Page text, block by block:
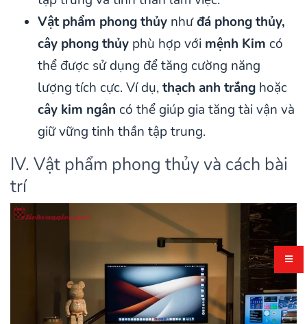
Vật phẩm phong thủy nhưđá phong thủy,
cây phong thủy phù hợp với mệnh Kim có
thể được sử dụng để tăng cường năng
lượng tích cực. Ví dụ,thạch anh trắng hoặc
cây kim ngân có thể giúp gia tăng tài vận và
giữ vững tinh thần tập trung.
IV. Vật phẩm phong thủy và cách bài
trí